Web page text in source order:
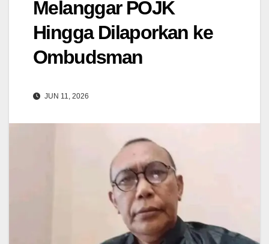
Melanggar POJK
Hingga Dilaporkan ke
Ombudsman
JUN 11, 2026